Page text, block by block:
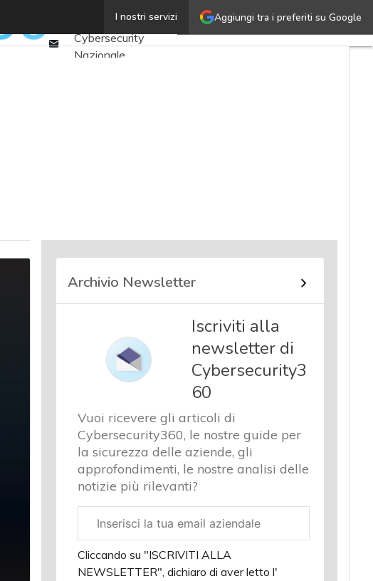
Aggiungi tra i preferiti su Google
I nostri servizi
Email
Ultimi articoli
Cybersecurity
Nazionale
Corsi cybersecurity
Chi siamo
Archivio Newsletter
Iscriviti alla
newsletter di
Cybersecurity3
60
Vuoi ricevere gli articoli di
Cybersecurity360, le nostre guide per
la sicurezza delle aziende, gli
approfondimenti, le nostre analisi delle
notizie più rilevanti?
aziendale
Cliccando su "ISCRIVITI ALLA
NEWSLETTER", dichiaro di aver letto l'